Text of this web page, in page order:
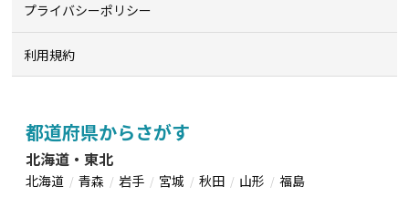
プライバシーポリシー
利用規約
都道府県からさがす
北海道・東北
北海道 青森 岩手 宮城 秋田 山形 福島